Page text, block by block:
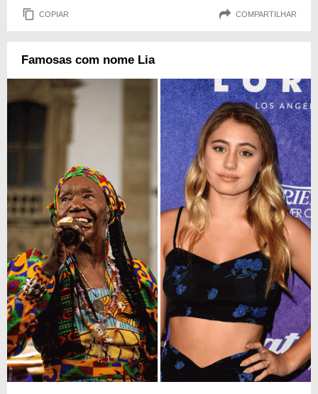
COPIAR COMPARTILHAR
Famosas com nome Lia